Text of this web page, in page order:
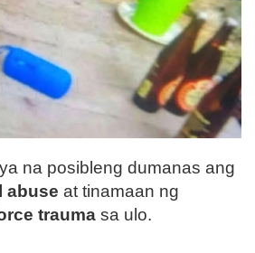
na posibleng dumanas ang
abuse at tinamaan ng
trauma sa ulo.